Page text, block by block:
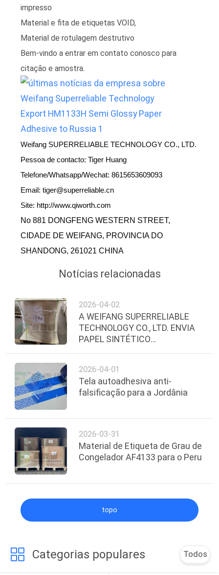
PRIVACY
POLICY
impresso
Material e fita de etiquetas VOID,
Material de rotulagem destrutivo
Bem-vindo a entrar em contato conosco para
citação e amostra.
Weifang SUPERRELIABLE TECHNOLOGY CO., LTD.
Pessoa de contacto: Tiger Huang
Telefone/Whatsapp/Wechat: 8615653609093
Email: tiger@superreliable.cn
Site: http://www.qiworth.com
No 881 DONGFENG WESTERN STREET,
CIDADE DE WEIFANG, PROVINCIA DO
SHANDONG, 261021 CHINA
Notícias relacionadas
2026-04-02
A WEIFANG SUPERRELIABLE
TECHNOLOGY CO., LTD. ENVIA
PAPEL SINTÉTICO
CONGELADOR PARA O
EQUADOR
2026-04-01
Tela autoadhesiva anti-
falsificação para a Jordânia
2026-03-31
Material de Etiqueta de Grau de
Congelador AF4133 para o Peru
topo
Categorias populares Todos